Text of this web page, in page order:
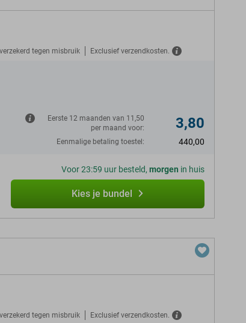
tegen misbruik Exclusief verzendkosten.
Eerste 12 maanden van 11,50
per maand voor:
3,80
Eenmalige betaling toestel: 440,00
Voor 23:59 uur besteld, morgen in huis
Kies je bundel
tegen misbruik Exclusief verzendkosten.